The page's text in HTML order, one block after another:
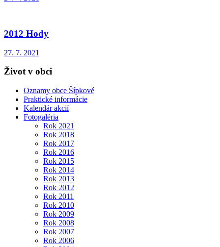
2012 Hody
27. 7. 2021
Život v obci
Oznamy obce Šípkové
Praktické informácie
Kalendár akcií
Fotogaléria
Rok 2021
Rok 2018
Rok 2017
Rok 2016
Rok 2015
Rok 2014
Rok 2013
Rok 2012
Rok 2011
Rok 2010
Rok 2009
Rok 2008
Rok 2007
Rok 2006